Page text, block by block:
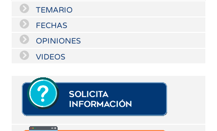
TEMARIO
FECHAS
OPINIONES
VIDEOS